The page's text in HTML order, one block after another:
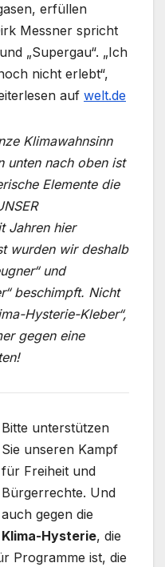
erfüllen
Messner spricht
„Supergau“. „Ich
nicht erlebt“,
auf welt.de
Klimawahnsinn
unten nach oben ist
Elemente die
Jahren hier
wurden wir deshalb
und
beschimpft. Nicht
Hysterie-Kleber“,
gegen eine
Bitte unterstützen
Sie unseren Kampf
für Freiheit und
Bürgerrechte. Und
auch gegen die
Klima-Hysterie, die
Programme ist, die